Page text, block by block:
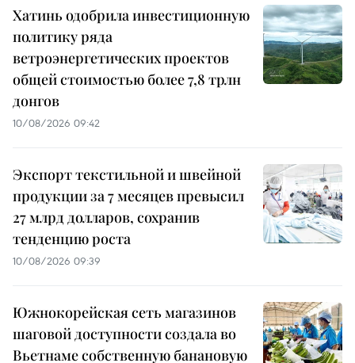
Хатинь одобрила инвестиционную
политику ряда
ветроэнергетических проектов
общей стоимостью более 7,8 трлн
донгов
10/08/2026 09:42
Экспорт текстильной и швейной
продукции за 7 месяцев превысил
27 млрд долларов, сохранив
тенденцию роста
10/08/2026 09:39
Южнокорейская сеть магазинов
шаговой доступности создала во
Вьетнаме собственную банановую